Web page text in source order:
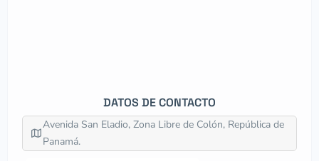
DATOS DE CONTACTO
Avenida San Eladio, Zona Libre de Colón, República de
Panamá.